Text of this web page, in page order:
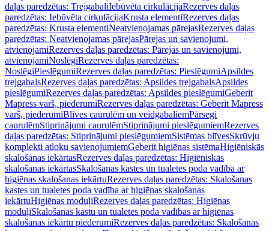
daļas paredzētas: TrejgabaliIebūvēta cirkulācijaRezerves daļas
paredzētas: Iebūvēta cirkulācijaKrusta elementiRezerves daļas
paredzētas: Krusta elementiNeatvienojamas pārejasRezerves daļas
paredzētas: Neatvienojamas pārejasPārejas un savienojumi,
atvienojamiRezerves daļas paredzētas: Pārejas un savienojumi,
atvienojamiNoslēgiRezerves daļas paredzētas:
NoslēgiPieslēgumiRezerves daļas paredzētas: PieslēgumiApsildes
trejgabalsRezerves daļas paredzētas: Apsildes trejgabalsApsildes
pieslēgumiRezerves daļas paredzētas: Apsildes pieslēgumiGeberit
Mapress varš, piederumiRezerves daļas paredzētas: Geberit Mapress
varš, piederumiBlīves caurulēm un veidgabaliemPārsegi
caurulēmStiprinājumi caurulēmStiprinājumi pieslēgumiemRezerves
daļas paredzētas: Stiprinājumi pieslēgumiemSistēmas blīvesSkrūvju
komplekti atloku savienojumiemGeberit higiēnas sistēmaHigiēniskās
skalošanas iekārtasRezerves daļas paredzētas: Higiēniskās
skalošanas iekārtasSkalošanas kastes un tualetes poda vadība ar
higiēnas skalošanas iekārtuRezerves daļas paredzētas: Skalošanas
kastes un tualetes poda vadība ar higiēnas skalošanas
iekārtuHigiēnas moduļiRezerves daļas paredzētas: Higiēnas
moduļiSkalošanas kastu un tualetes poda vadības ar higiēnas
skalošanas iekārtu piederumiRezerves daļas paredzētas: Skalošanas